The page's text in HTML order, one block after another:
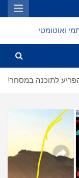
ואוטומטי
לתוכנה במסחר!